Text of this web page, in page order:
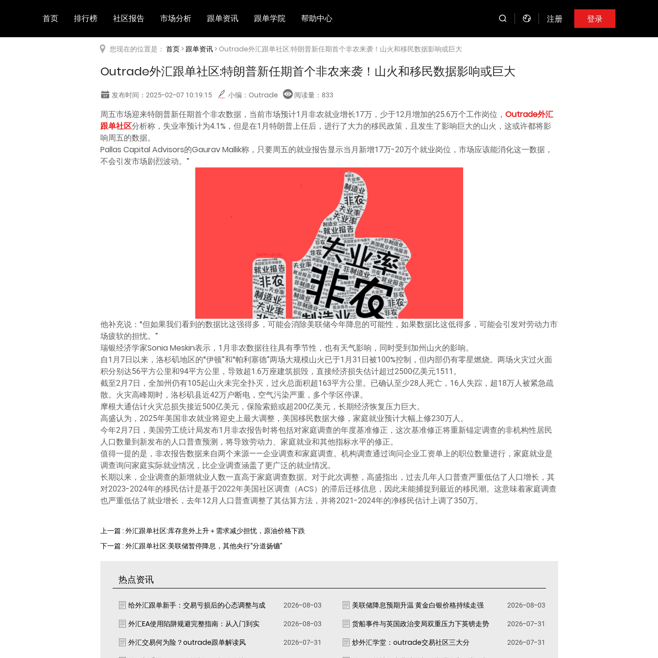
首页 排行榜 社区报告 市场分析 跟单资讯 跟单学院 帮助中心 注册 登录
您现在的位置是： 首页>跟单资讯> Outrade外汇跟单社区:特朗普新任期首个非农来袭！山火和移民数据影响或巨大
Outrade外汇跟单社区:特朗普新任期首个非农来袭！山火和移民数据影响或巨大
发布时间：2025-02-07 10:19:15 小编：Outrade 阅读量： 833
周五市场迎来特朗普新任期首个非农数据，当前市场预计1月非农就业增长17万，少于12月增加的25.6万个工作岗位， Outrade外汇
跟单社区分析称，失业率预计为4.1%，但是在1月特朗普上任后，进行了大力的移民政策，且发生了影响巨大的山火，这或许都将影
响周五的数据。
Pallas Capital Advisors的Gaurav Mallik称，只要周五的就业报告显示当月新增17万-20万个就业岗位，市场应该能消化这一数据，
不会引发市场剧烈波动。”
他补充说：“但如果我们看到的数据比这强得多，可能会消除美联储今年降息的可能性，如果数据比这低得多，可能会引发对劳动力市
场疲软的担忧。”
瑞银经济学家Sonia Meskin表示，1月非农数据往往具有季节性，也有天气影响，同时受到加州山火的影响。
自1月7日以来，洛杉矶地区的“伊顿”和“帕利塞德”两场大规模山火已于1月31日被100%控制，但内部仍有零星燃烧。两场火灾过火面
积分别达56平方公里和94平方公里，导致超1.6万座建筑损毁，直接经济损失估计超过2500亿美元1511。
截至2月7日，全加州仍有105起山火未完全扑灭，过火总面积超163平方公里。已确认至少28人死亡，16人失踪，超18万人被紧急疏
散。火灾高峰期时，洛杉矶县近42万户断电，空气污染严重，多个学区停课。
摩根大通估计火灾总损失接近500亿美元，保险索赔或超200亿美元，长期经济恢复压力巨大。
高盛认为，2025年美国非农就业将迎史上最大调整，美国移民数据大修，家庭就业预计大幅上修230万人。
今年2月7日，美国劳工统计局发布1月非农报告时将包括对家庭调查的年度基准修正，这次基准修正将重新锚定调查的非机构性居民
人口数量到新发布的人口普查预测，将导致劳动力、家庭就业和其他指标水平的修正。
值得一提的是，非农报告数据来自两个来源——企业调查和家庭调查。机构调查通过询问企业工资单上的职位数量进行，家庭就业是
调查询问家庭实际就业情况，比企业调查涵盖了更广泛的就业情况。
长期以来，企业调查的新增就业人数一直高于家庭调查数据。对于此次调整，高盛指出，过去几年人口普查严重低估了人口增长，其
对2023-2024年的移民估计是基于2022年美国社区调查（ACS）的滞后迁移信息，因此未能捕捉到最近的移民潮。这意味着家庭调查
也严重低估了就业增长，去年12月人口普查调整了其估算方法，并将2021-2024年的净移民估计上调了350万。
上一篇 : 外汇跟单社区:库存意外上升＋需求减少担忧，原油价格下跌
下一篇 : 外汇跟单社区:美联储暂停降息，其他央行“分道扬镳”
热点资讯
给外汇跟单新手：交易亏损后的心态调整与成 2026-08-03 美联储降息预期升温 黄金白银价格持续走强
2026-08-03
外汇EA使用陷阱规避完整指南：从入门到实
2026-08-03 货船事件与英国政治变局双重压力下英镑走势
2026-07-31
外汇交易何为险？outrade跟单解读风
2026-07-31 炒外汇学堂：outrade交易社区三大分
2026-07-31